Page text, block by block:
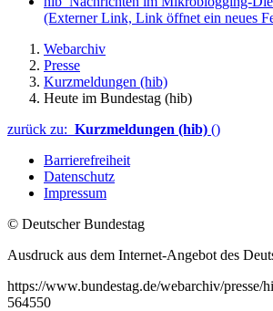
(Externer Link, Link öffnet ein neues
Webarchiv
Presse
Kurzmeldungen (hib)
Heute im Bundestag (hib)
zurück zu: Kurzmeldungen (hib) ()
Barrierefreiheit
Datenschutz
Impressum
© Deutscher Bundestag
Ausdruck aus dem Internet-Angebot des
https://www.bundestag.de/webarchiv/presse/
564550